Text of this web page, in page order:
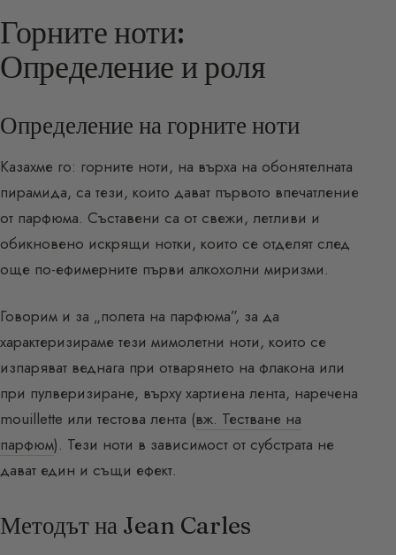
Горните ноти:
Определение и роля
Определение на горните ноти
Казахме го: горните ноти, на върха на обонятелната
пирамида, са тези, които дават първото впечатление
от парфюма. Съставени са от свежи, летливи и
обикновено искрящи нотки, които се отделят след
още по-ефимерните първи алкохолни миризми.
Говорим и за „полета на парфюма”, за да
характеризираме тези мимолетни ноти, които се
изпаряват веднага при отварянето на флакона или
при пулверизиране, върху хартиена лента, наречена
mouillette или тестова лента (вж. Тестване на
парфюм). Тези ноти в зависимост от субстрата не
дават един и същи ефект.
Методът на Jean Carles